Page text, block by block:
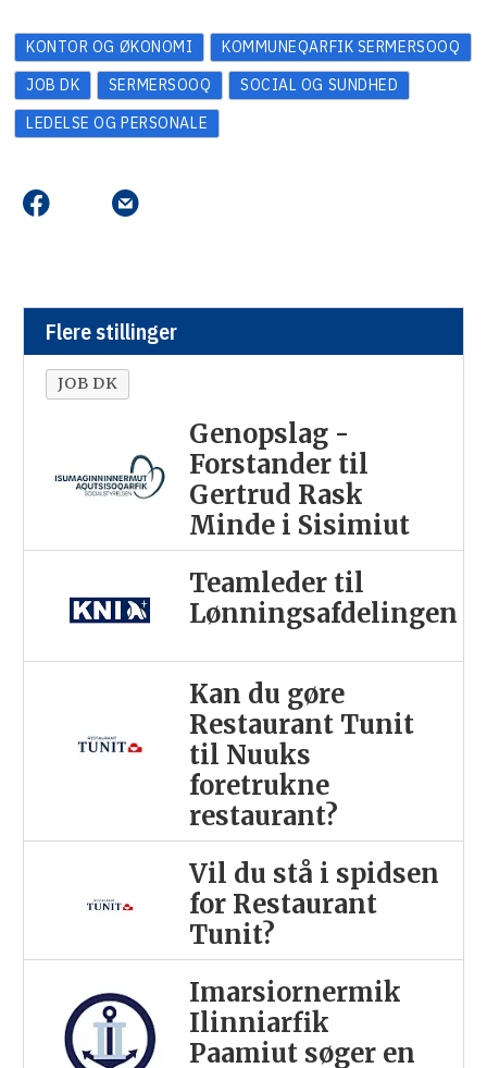
KONTOR OG ØKONOMI
KOMMUNEQARFIK SERMERSOOQ
JOB DK
SERMERSOOQ
SOCIAL OG SUNDHED
LEDELSE OG PERSONALE
Flere stillinger
JOB DK
Genopslag -
Forstander til
Gertrud Rask
Minde i Sisimiut
Teamleder til
Lønningsafdelingen
Kan du gøre
Restaurant Tunit
til Nuuks
foretrukne
restaurant?
Vil du stå i spidsen
for Restaurant
Tunit?
Imarsiornermik
Ilinniarfik
Paamiut søger en